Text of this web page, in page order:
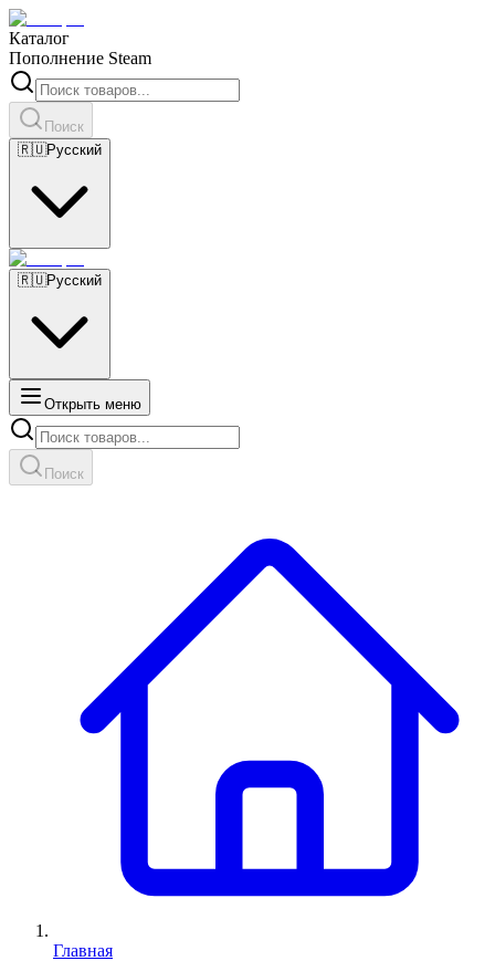
Каталог
Пополнение Steam
Поиск
🇷🇺Русский
🇷🇺Русский
Открыть меню
Поиск
Главная